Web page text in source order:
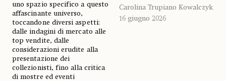
uno spazio specifico a questo
affascinante universo,
toccandone diversi aspetti:
dalle indagini di mercato alle
top vendite, dalle
considerazioni erudite alla
presentazione dei
collezionisti, fino alla critica
di mostre ed eventi
Carolina Trupiano Kowalczyk
16 giugno 2026